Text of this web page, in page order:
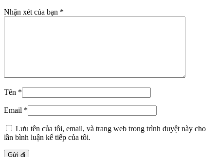
Nhận xét của bạn *
Tên *
Email *
Lưu tên của tôi, email, và trang web trong trình duyệt này cho
lần bình luận kế tiếp của tôi.